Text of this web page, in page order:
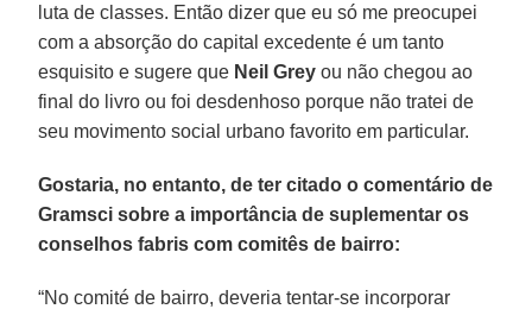
luta de classes. Então dizer que eu só me preocupei
com a absorção do capital excedente é um tanto
esquisito e sugere que Neil Grey ou não chegou ao
final do livro ou foi desdenhoso porque não tratei de
seu movimento social urbano favorito em particular.
Gostaria, no entanto, de ter citado o comentário de
Gramsci sobre a importância de suplementar os
conselhos fabris com comitês de bairro:
“No comité de bairro, deveria tentar-se incorporar